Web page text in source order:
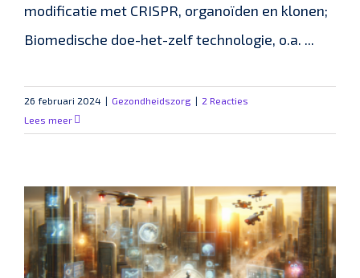
modificatie met CRISPR, organoïden en klonen;
Biomedische doe-het-zelf technologie, o.a. ...
26 februari 2024 | Gezondheidszorg | 2 Reacties
Lees meer